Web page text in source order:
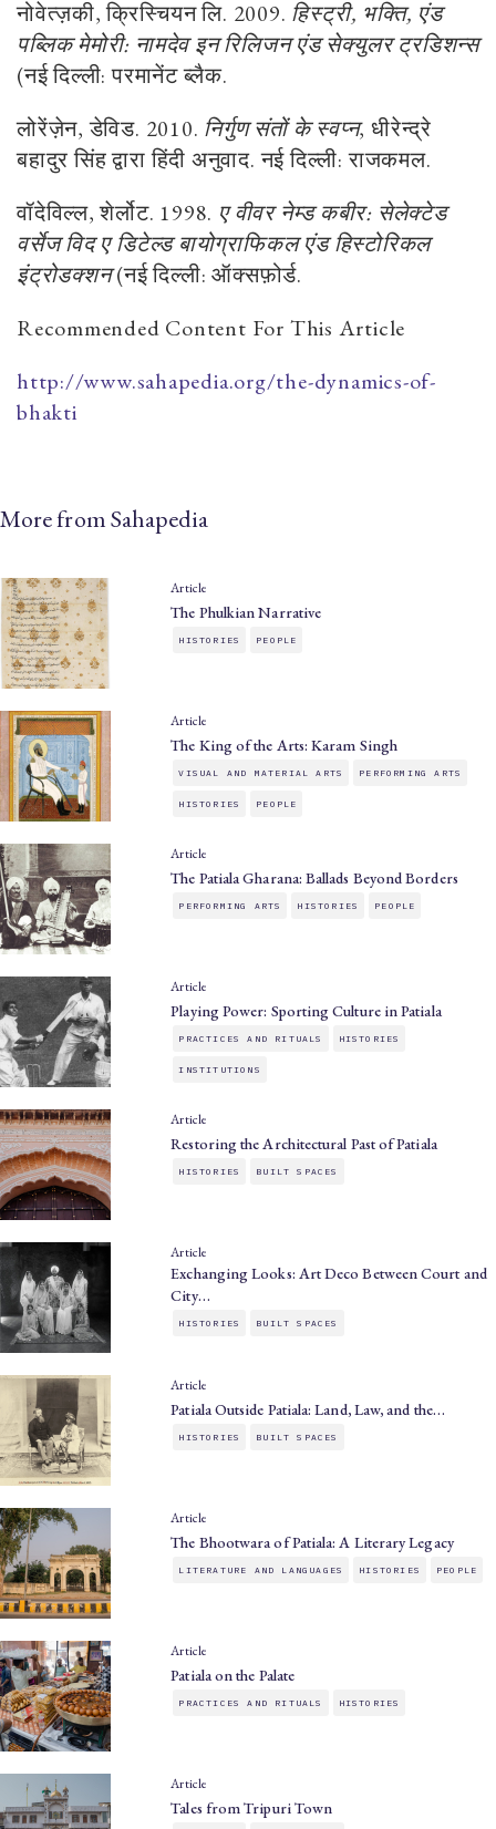
नोवेत्ज़की, क्रिस्चियन लि. 2009. हिस्ट्री, भक्ति, एंड
पब्लिक मेमोरी: नामदेव इन रिलिजन एंड सेक्युलर ट्रडिशन्स
(नई दिल्ली: परमानेंट ब्लैक.
लोरेंज़ेन, डेविड. 2010. निर्गुण संतों के स्वप्न, धीरेन्द्रे
बहादुर सिंह द्वारा हिंदी अनुवाद. नई दिल्ली: राजकमल.
वॉदेविल्ल, शेर्लोट. 1998. ए वीवर नेम्ड कबीर: सेलेक्टेड
वर्सेज विद ए डिटेल्ड बायोग्राफिकल एंड हिस्टोरिकल
इंट्रोडक्शन(नई दिल्ली: ऑक्सफ़ोर्ड.
Recommended Content For This Article
http://www.sahapedia.org/the-dynamics-of-
bhakti
More from Sahapedia
Article
The Phulkian Narrative
HISTORIES PEOPLE
Article
The King of the Arts: Karam Singh
VISUAL AND MATERIAL ARTS PERFORMING ARTS
HISTORIES PEOPLE
Article
The Patiala Gharana: Ballads Beyond Borders
PERFORMING ARTS HISTORIES PEOPLE
Article
Playing Power: Sporting Culture in Patiala
PRACTICES AND RITUALS HISTORIES
INSTITUTIONS
Article
Restoring the Architectural Past of Patiala
HISTORIES BUILT SPACES
Article
Exchanging Looks: Art Deco Between Court and
City…
HISTORIES BUILT SPACES
Article
Patiala Outside Patiala: Land, Law, and the…
HISTORIES BUILT SPACES
Article
The Bhootwara of Patiala: A Literary Legacy
LITERATURE AND LANGUAGES HISTORIES PEOPLE
Article
Patiala on the Palate
PRACTICES AND RITUALS HISTORIES
Article
Tales from Tripuri Town